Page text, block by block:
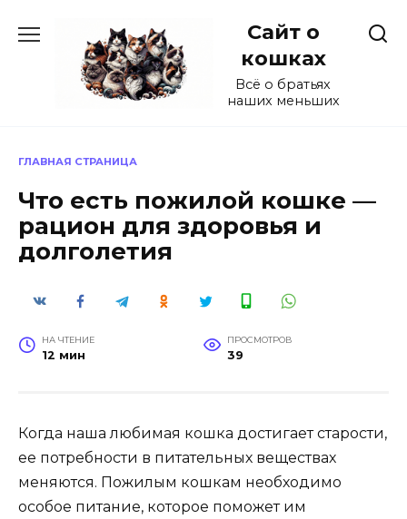
содержанию
Сайт о
кошках
Всё о братьях
наших меньших
ГЛАВНАЯ СТРАНИЦА
Что есть пожилой кошке —
рацион для здоровья и
долголетия
НА ЧТЕНИЕ
12 мин
ПРОСМОТРОВ
39
Когда наша любимая кошка достигает старости,
ее потребности в питательных веществах
меняются. Пожилым кошкам необходимо
особое питание, которое поможет им